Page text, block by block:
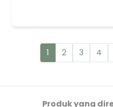
1 2 3 4
Produk yang